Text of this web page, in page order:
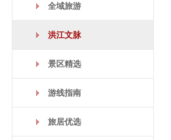
全域旅游
洪江文脉
景区精选
游线指南
旅居优选